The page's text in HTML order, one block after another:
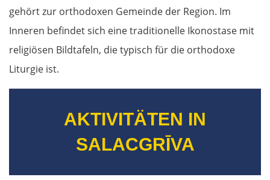
gehört zur orthodoxen Gemeinde der Region. Im
Inneren befindet sich eine traditionelle Ikonostase mit
religiösen Bildtafeln, die typisch für die orthodoxe
Liturgie ist.
AKTIVITÄTEN IN
SALACGRĪVA